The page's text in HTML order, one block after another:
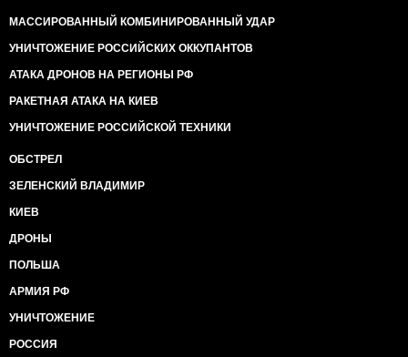
МАССИРОВАННЫЙ КОМБИНИРОВАННЫЙ УДАР
УНИЧТОЖЕНИЕ РОССИЙСКИХ ОККУПАНТОВ
АТАКА ДРОНОВ НА РЕГИОНЫ РФ
РАКЕТНАЯ АТАКА НА КИЕВ
УНИЧТОЖЕНИЕ РОССИЙСКОЙ ТЕХНИКИ
ОБСТРЕЛ
ЗЕЛЕНСКИЙ ВЛАДИМИР
КИЕВ
ДРОНЫ
ПОЛЬША
АРМИЯ РФ
УНИЧТОЖЕНИЕ
РОССИЯ